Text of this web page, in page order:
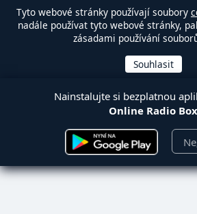
Tyto webové stránky používají soubory
nadále používat tyto webové stránky,
zásadami používání
Nainstalujte si bezplatnou
Online Radio Box